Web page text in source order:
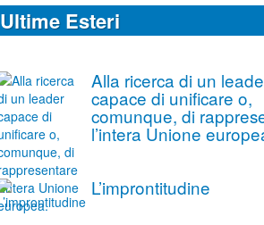
Ultime Esteri
Alla ricerca di un
capace di unificare o,
comunque, di
l’intera Unione
L’improntitudine